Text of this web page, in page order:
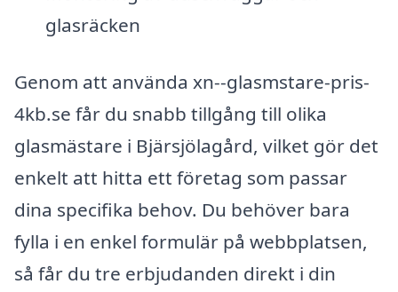
glasräcken
Genom att använda xn--glasmstare-pris-
4kb.se får du snabb tillgång till olika
glasmästare i Bjärsjölagård, vilket gör det
enkelt att hitta ett företag som passar
dina specifika behov. Du behöver bara
fylla i en enkel formulär på webbplatsen,
så får du tre erbjudanden direkt i din